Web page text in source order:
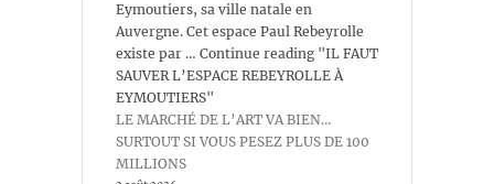
Eymoutiers, sa ville natale en
Auvergne. Cet espace Paul Rebeyrolle
existe par … Continue reading "IL FAUT
SAUVER L’ESPACE REBEYROLLE À
EYMOUTIERS"
LE MARCHÉ DE L’ART VA BIEN…
SURTOUT SI VOUS PESEZ PLUS DE 100
MILLIONS